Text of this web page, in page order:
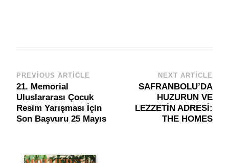
Post
Navigation
PREVIOUS ARTICLE
21. Memorial
Uluslararası Çocuk
Resim Yarışması İçin
Son Başvuru 25 Mayıs
NEXT ARTICLE
SAFRANBOLU’DA
HUZURUN VE
LEZZETİN ADRESİ:
THE HOMES